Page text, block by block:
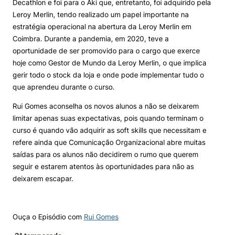
Elogio / Sugestão / Reclamação Contactos Denúncias
©2026 Instituto Politécnico de Coimbra. Todos os direitos reservados.
Decathlon e foi para o Aki que, entretanto, foi adquirido pela
Leroy Merlin, tendo realizado um papel importante na
estratégia operacional na abertura da Leroy Merlin em
Coimbra. Durante a pandemia, em 2020, teve a
oportunidade de ser promovido para o cargo que exerce
hoje como Gestor de Mundo da Leroy Merlin, o que implica
gerir todo o stock da loja e onde pode implementar tudo o
que aprendeu durante o curso.
Rui Gomes aconselha os novos alunos a não se deixarem
limitar apenas suas expectativas, pois quando terminam o
curso é quando vão adquirir as soft skills que necessitam e
refere ainda que Comunicação Organizacional abre muitas
saídas para os alunos não decidirem o rumo que querem
seguir e estarem atentos às oportunidades para não as
deixarem escapar.
Ouça o Episódio com Rui Gomes